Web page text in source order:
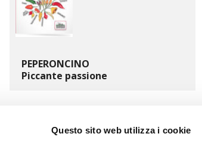
Questo sito web utilizza i cookie
PEPERONCINO
Piccante passione
« 1 2 3 4 5